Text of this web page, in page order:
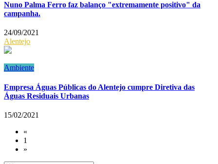
Nuno Palma Ferro faz balanço "extremamente positivo" da
campanha.
24/09/2021
Alentejo
Ambiente
Empresa Águas Públicas do Alentejo cumpre Diretiva das
Águas Residuais Urbanas
15/02/2021
«
1
»